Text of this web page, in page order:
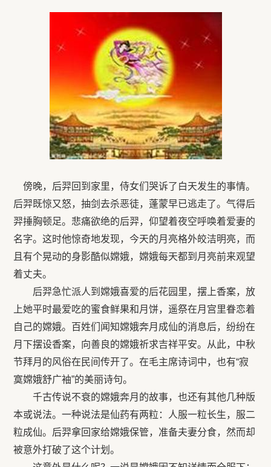
傍晚，后羿回到家里，侍女们哭诉了白天发生的事情。
后羿既惊又怒，抽剑去杀恶徒，蓬蒙早已逃走了。气得后
羿捶胸顿足。悲痛欲绝的后羿，仰望着夜空呼唤着爱妻的
名字。这时他惊奇地发现，今天的月亮格外皎洁明亮，而
且有个晃动的身影酷似嫦娥，嫦娥每天都到月亮前来观望
着丈夫。
后羿急忙派人到嫦娥喜爱的后花园里，摆上香案，放
上她平时最爱吃的蜜食鲜果和月饼，遥祭在月宫里眷恋着
自己的嫦娥。百姓们闻知嫦娥奔月成仙的消息后，纷纷在
月下摆设香案，向善良的嫦娥祈求吉祥平安。从此，中秋
节拜月的风俗在民间传开了。在毛主席诗词中，也有“寂
寞嫦娥舒广袖”的美丽诗句。
千古传说不衰的嫦娥奔月的故事，也还有其他几种版
本或说法。一种说法是仙药有两粒：人服一粒长生，服二
粒成仙。后羿拿回家给嫦娥保管，准备夫妻分食，然而却
被意外打破了这个计划。